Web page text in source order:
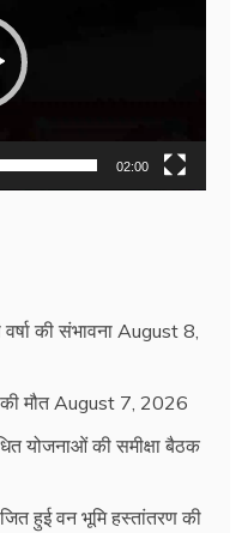
02:00
की संभावनाAugust 8,
मौत August 7, 2026
योजनाओं की समीक्षा बैठक
हुई वन भूमि हस्तांतरण की